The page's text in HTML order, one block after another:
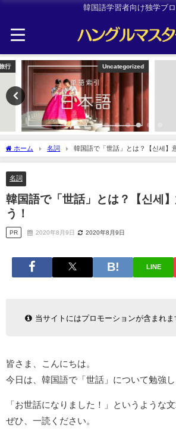
韓国語学習者向け独学ブ
Uncategorized
ホーム 名詞 韓国語で「世話」とは？【신세】
名詞
韓国語で「世話」とは？【신세
う！
PR 2020年8月9日 2020年8月9日
LINE
当サイトにはプロモーションが含まれま
皆さま、こんにちは。
今日は、韓国語で「世話」について勉強し
「お世話になりました！」というような
ぜひ、一読ください。